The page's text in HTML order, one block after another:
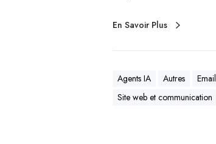
En Savoir Plus
Agents IA Autres
Site web et communication